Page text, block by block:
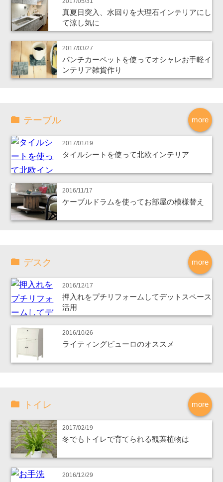
真夏日突入、水回りを大理石インテリアにし
て涼し気に
2017/03/27
パンチカーペットを使ってオシャレお手軽イ
ンテリア雑貨作り
more
テーブル
2017/01/19
タイルシートを使って北欧インテリア
2016/11/17
ケーブルドラムを使ってお部屋の模様替え
more
デスク
2016/12/17
押入れをプチリフォームしてデットスペース
活用
2016/10/26
ライティングビューロのオススメ
more
トイレ
2017/02/19
冬でもトイレで育てられる観葉植物は
2016/12/29